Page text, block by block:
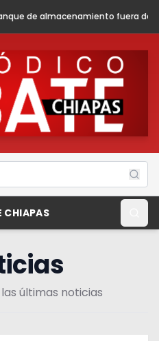
de operación en la Batería
CHIAPAS
últimas noticias